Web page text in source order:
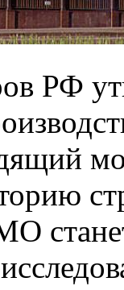
РФ